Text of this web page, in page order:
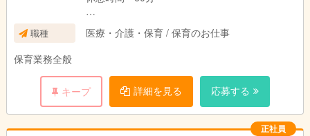
土曜日出勤 月１回程度
土曜日出勤の時は平日に振替休日
職種
医療・介護・保育 / 保育のお仕事
保育業務全般
キープ 詳細を見る 応募する
正社員